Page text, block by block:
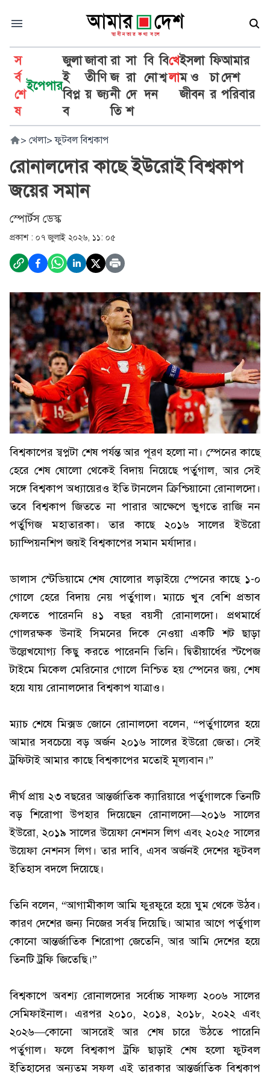
স
র্ব
শে
ষ
ইপেপার
জুলা
ই
বিপ্ল
ব
জা
তী
য়
বা
ণি
জ্য
রা
জ
নী
তি
সা
রা
দে
শ
বি
নো
দন
বি
শ্ব
খে
লা
ইসলা
ম ও
জীবন
ফি
চা
র
আমার
দেশ
পরিবার
> খেলা> ফুটবল বিশ্বকাপ
রোনালদোর কাছে ইউরোই বিশ্বকাপ
জয়ের সমান
স্পোর্টস ডেস্ক
প্রকাশ : ০৭ জুলাই ২০২৬, ১১: ০৫
বিশ্বকাপের স্বপ্নটা শেষ পর্যন্ত আর পূরণ হলো না। স্পেনের কাছে
হেরে শেষ ষোলো থেকেই বিদায় নিয়েছে পর্তুগাল, আর সেই
সঙ্গে বিশ্বকাপ অধ্যায়েরও ইতি টানলেন ক্রিশ্চিয়ানো রোনালদো।
তবে বিশ্বকাপ জিততে না পারার আক্ষেপে ভুগতে রাজি নন
পর্তুগিজ মহাতারকা। তার কাছে ২০১৬ সালের ইউরো
চ্যাম্পিয়নশিপ জয়ই বিশ্বকাপের সমান মর্যাদার।
ডালাস স্টেডিয়ামে শেষ ষোলোর লড়াইয়ে স্পেনের কাছে ১-০
গোলে হেরে বিদায় নেয় পর্তুগাল। ম্যাচে খুব বেশি প্রভাব
ফেলতে পারেননি ৪১ বছর বয়সী রোনালদো। প্রথমার্ধে
গোলরক্ষক উনাই সিমনের দিকে নেওয়া একটি শট ছাড়া
উল্লেখযোগ্য কিছু করতে পারেননি তিনি। দ্বিতীয়ার্ধের স্টপেজ
টাইমে মিকেল মেরিনোর গোলে নিশ্চিত হয় স্পেনের জয়, শেষ
হয়ে যায় রোনালদোর বিশ্বকাপ যাত্রাও।
ম্যাচ শেষে মিক্সড জোনে রোনালদো বলেন, “পর্তুগালের হয়ে
আমার সবচেয়ে বড় অর্জন ২০১৬ সালের ইউরো জেতা। সেই
ট্রফিটাই আমার কাছে বিশ্বকাপের মতোই মূল্যবান।”
দীর্ঘ প্রায় ২৩ বছরের আন্তর্জাতিক ক্যারিয়ারে পর্তুগালকে তিনটি
বড় শিরোপা উপহার দিয়েছেন রোনালদো—২০১৬ সালের
ইউরো, ২০১৯ সালের উয়েফা নেশনস লিগ এবং ২০২৫ সালের
উয়েফা নেশনস লিগ। তার দাবি, এসব অর্জনই দেশের ফুটবল
ইতিহাস বদলে দিয়েছে।
তিনি বলেন, “আগামীকাল আমি ফুরফুরে হয়ে ঘুম থেকে উঠব।
কারণ দেশের জন্য নিজের সর্বস্ব দিয়েছি। আমার আগে পর্তুগাল
কোনো আন্তর্জাতিক শিরোপা জেতেনি, আর আমি দেশের হয়ে
তিনটি ট্রফি জিতেছি।”
বিশ্বকাপে অবশ্য রোনালদোর সর্বোচ্চ সাফল্য ২০০৬ সালের
সেমিফাইনাল। এরপর ২০১০, ২০১৪, ২০১৮, ২০২২ এবং
২০২৬—কোনো আসরেই আর শেষ চারে উঠতে পারেনি
পর্তুগাল। ফলে বিশ্বকাপ ট্রফি ছাড়াই শেষ হলো ফুটবল
ইতিহাসের অন্যতম সফল এই তারকার আন্তর্জাতিক বিশ্বকাপ